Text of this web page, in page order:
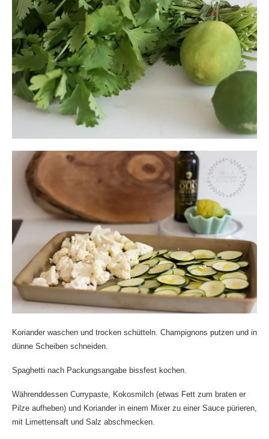
Koriander waschen und trocken schütteln. Champignons putzen und in
dünne Scheiben schneiden.
Spaghetti nach Packungsangabe bissfest kochen.
Währenddessen Currypaste, Kokosmilch (etwas Fett zum braten er
Pilze aufheben) und Koriander in einem Mixer zu einer Sauce pürieren,
mit Limettensaft und Salz abschmecken.